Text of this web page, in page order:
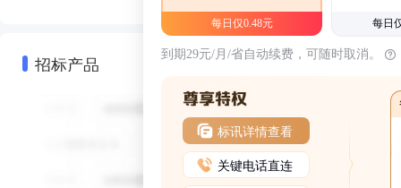
招标产品
每日仅0.48元 每日
到期29元/月/省自动续费，可随时取消。
标讯详情查看
关键电话直连